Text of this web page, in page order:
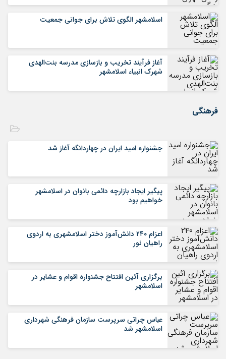
اسلامشهر الگوی تلاش برای جوانی جمعیت
آغاز فرآیند تخریب و بازسازی مدرسه بنت‌الهدی
شهرک انبیاء اسلامشهر
فرهنگی
جشنواره امید ایران در چهاردانگه آغاز شد
پیگیر ایجاد بازارچه دائمی بانوان در اسلامشهر
خواهیم بود
اعزام ۲۴۰ دانش‌آموز دختر اسلامشهری به اردوی
راهیان نور
برگزاری آئین افتتاح جشنواره اقوام و عشایر در
اسلامشهر
عباس چراتی سرپرست سازمان فرهنگی شهرداری
اسلامشهر شد